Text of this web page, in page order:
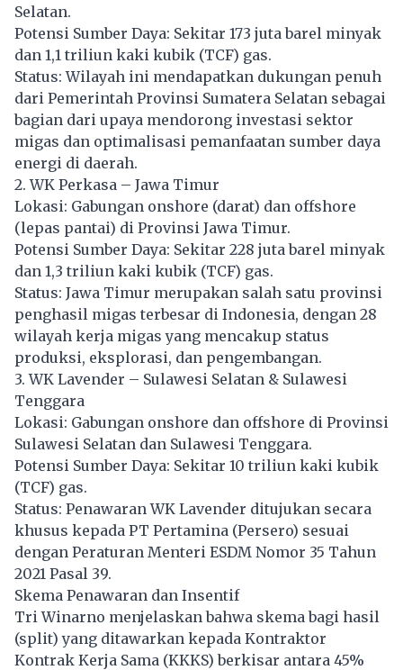
Selatan.
Potensi Sumber Daya: Sekitar 173 juta barel minyak
dan 1,1 triliun kaki kubik (TCF) gas.
Status: Wilayah ini mendapatkan dukungan penuh
dari Pemerintah Provinsi Sumatera Selatan sebagai
bagian dari upaya mendorong investasi sektor
migas dan optimalisasi pemanfaatan sumber daya
energi di daerah.
2. WK Perkasa – Jawa Timur
Lokasi: Gabungan onshore (darat) dan offshore
(lepas pantai) di Provinsi Jawa Timur.
Potensi Sumber Daya: Sekitar 228 juta barel minyak
dan 1,3 triliun kaki kubik (TCF) gas.
Status: Jawa Timur merupakan salah satu provinsi
penghasil migas terbesar di Indonesia, dengan 28
wilayah kerja migas yang mencakup status
produksi, eksplorasi, dan pengembangan.
3. WK Lavender – Sulawesi Selatan & Sulawesi
Tenggara
Lokasi: Gabungan onshore dan offshore di Provinsi
Sulawesi Selatan dan Sulawesi Tenggara.
Potensi Sumber Daya: Sekitar 10 triliun kaki kubik
(TCF) gas.
Status: Penawaran WK Lavender ditujukan secara
khusus kepada PT Pertamina (Persero) sesuai
dengan Peraturan Menteri ESDM Nomor 35 Tahun
2021 Pasal 39.
Skema Penawaran dan Insentif
Tri Winarno menjelaskan bahwa skema bagi hasil
(split) yang ditawarkan kepada Kontraktor
Kontrak Kerja Sama (KKKS) berkisar antara 45%